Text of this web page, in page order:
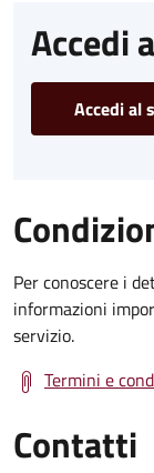
Accedi
Accedi al
Per conoscere i
informazioni
servizio.
Termini e
Contatti